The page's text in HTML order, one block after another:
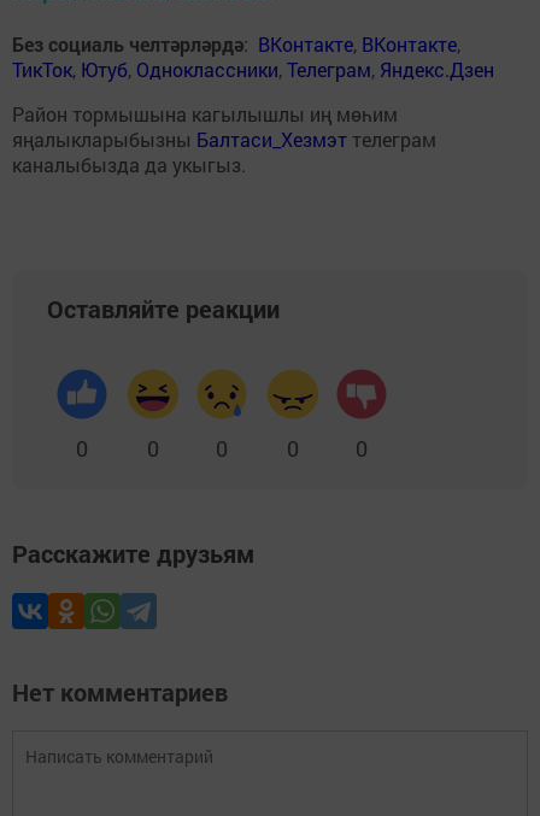
Без социаль челтәрләрдә: ВКонтакте, ВКонтакте,
ТикТок, Ютуб, Одноклассники,Телеграм, Яндекс.Дзен
Район тормышына кагылышлы иң мөһим
яңалыкларыбызны Балтаси_Хезмэт телеграм
каналыбызда да укыгыз.
Оставляйте реакции
0 0 0 0 0
Расскажите друзьям
Нет комментариев